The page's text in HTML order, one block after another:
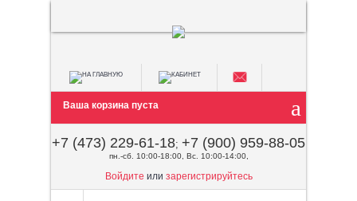
Ваша корзина пуста
+7 (473) 229-61-18; +7 (900) 959-88-05
пн.-сб. 10:00-18:00, Вс. 10:00-14:00,
Войдите или зарегистрируйтесь